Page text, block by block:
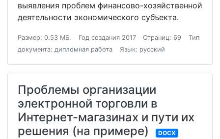
выявления проблем финансово-хозяйственной
деятельности экономического субъекта.
Размер: 0.53 МБ. Год создания 2017 Страниц: 69
Тип
документа: дипломная работа
Язык: русский
Проблемы организации
электронной торговли в
Интернет-магазинах и пути их
решения (на примере)
DOCX